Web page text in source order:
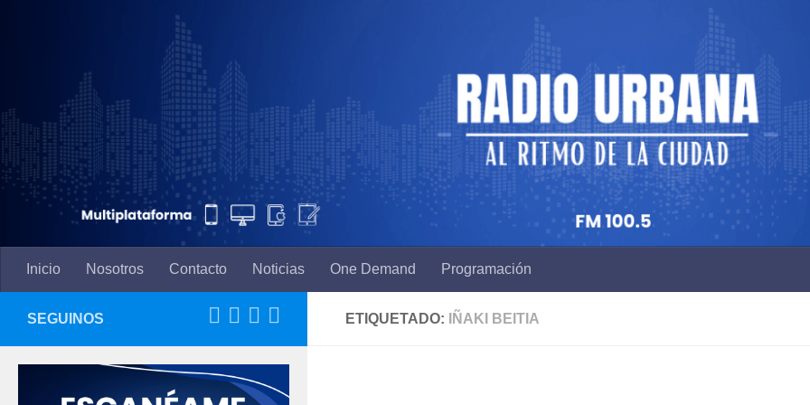
Inicio Nosotros Contacto Noticias One Demand Programación
ETIQUETADO: IÑAKI BEITIA
SEGUINOS